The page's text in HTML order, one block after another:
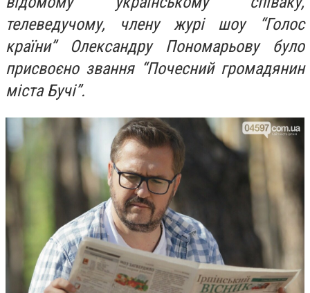
телеведучому, члену журі шоу “Голос
країни” Олександру Пономарьову було
присвоєно звання “Почесний громадянин
міста Бучі”.